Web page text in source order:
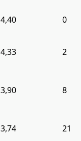
4,40 0
4,33 2
3,90 8
3,74 21